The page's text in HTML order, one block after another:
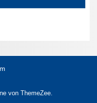
von ThemeZee.